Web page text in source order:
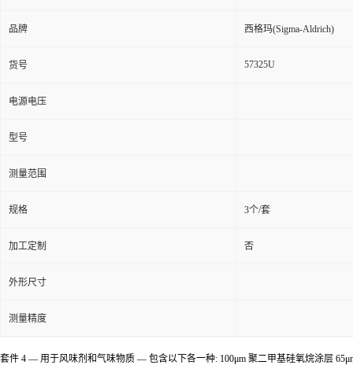
品牌 西格玛(Sigma-Aldrich)
货号 57325U
电源电压
型号
测量范围
规格 3个/套
加工定制 否
外形尺寸
测量精度
套件 4 — 用于风味剂和气味物质 — 包含以下各一种: 100μm 聚二甲基硅氧烷涂层